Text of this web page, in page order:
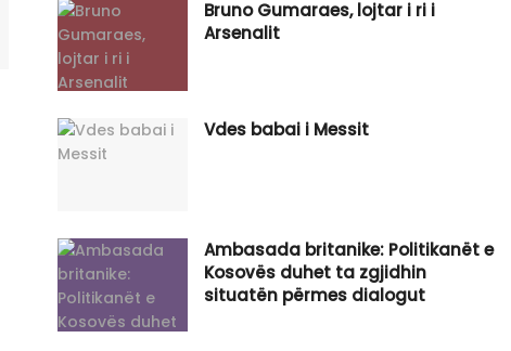
Bruno Gumaraes, lojtar i ri i
Arsenalit
Vdes babai i Messit
Ambasada britanike: Politikanët e
Kosovës duhet ta zgjidhin
situatën përmes dialogut